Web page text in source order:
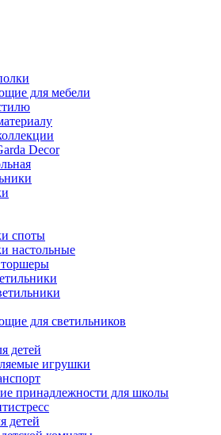
для мебели
Decor
споты
настольные
для светильников
детей
игрушки
принадлежности для школы
детей